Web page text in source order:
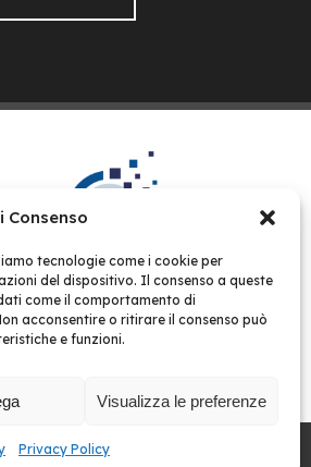
Consenso
tecnologie come i cookie per
del dispositivo. Il consenso a queste
come il comportamento di
acconsentire o ritirare il consenso può
e funzioni.
Visualizza le preferenze
Privacy Policy
Gestione Condomini Web
ALLA PIATTAFORMA >
Condizioni d’uso